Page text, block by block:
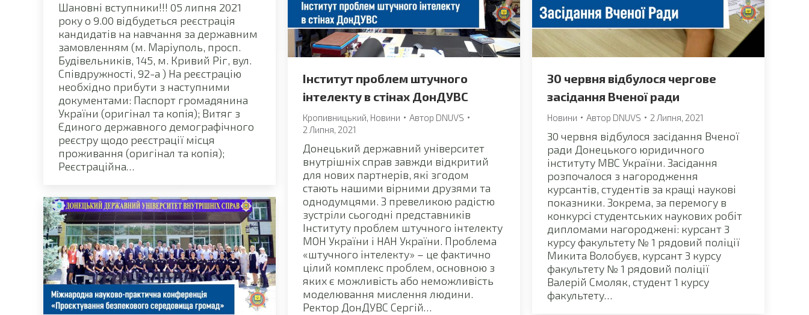
Шановні вступники!!! 05 липня 2021
року о 9.00 відбудеться реєстрація
кандидатів на навчання за державним
замовленням (м. Маріуполь, просп.
Будівельників, 145, м. Кривий Ріг, вул.
Співдружності, 92-а ) На реєстрацію
необхідно прибути з наступними
документами: Паспорт громадянина
України (оригінал та копія); Витяг з
Єдиного державного демографічного
реєстру щодо реєстрації місця
проживання (оригінал та копія);
Реєстраційна…
Інститут проблем штучного
інтелекту в стінах ДонДУВС
Кропивницький, Новини Автор DNUVS
2 Липня, 2021
Донецький державний університет
внутрішніх справ завжди відкритий
для нових партнерів, які згодом
стають нашими вірними друзями та
однодумцями. З превеликою радістю
зустріли сьогодні представників
Інституту проблем штучного інтелекту
МОН України і НАН України. Проблема
«штучного інтелекту» – це фактично
цілий комплекс проблем, основною з
яких є можливість або неможливість
моделювання мислення людини.
Ректор ДонДУВС Сергій…
30 червня відбулося чергове
засідання Вченої ради
Новини Автор DNUVS 2 Липня, 2021
30 червня відбулося засідання Вченої
ради Донецького юридичного
інституту МВС України. Засідання
розпочалося з нагородження
курсантів, студентів за кращі наукові
показники. Зокрема, за перемогу в
конкурсі студентських наукових робіт
дипломами нагороджені: курсант 3
курсу факультету № 1 рядовий поліції
Микита Волобуєв, курсант 3 курсу
факультету № 1 рядовий поліції
Валерій Смоляк, студент 1 курсу
факультету…